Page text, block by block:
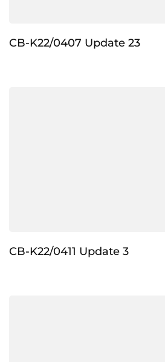
CB-K22/0407 Update 23
CB-K22/0411 Update 3